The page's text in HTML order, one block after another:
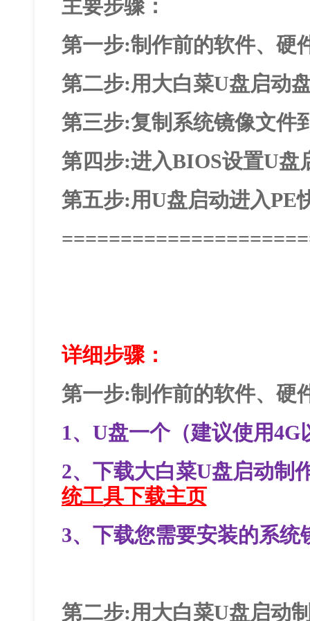
主要步骤：
第一步:制作前的软件、硬
第二步:用大白菜U盘启动
第三步:复制系统镜像文件
第四步:进入BIOS设置U盘
第五步:用U盘启动进入PE
详细步骤：
第一步:制作前的软件、硬
1、U盘一个（建议使用4G
2、下载大白菜U盘启动制
统工具下载主页
3、下载您需要安装的系统
第二步:用大白菜U盘启动